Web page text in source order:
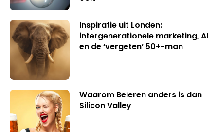
Inspiratie uit Londen:
intergenerationele marketing, AI
en de ‘vergeten’ 50+-man
Waarom Beieren anders is dan
Silicon Valley